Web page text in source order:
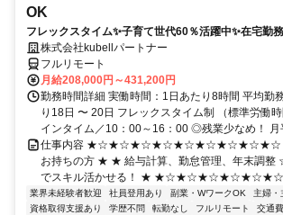
OK
フレックスタイム✨子育て世代60％活躍中✨在宅勤
株式会社kubellパートナー
フルリモート
月給208,000円～431,200円
勤務時間詳細 実働時間：1日あたり8時間 平均勤
り18日 〜 20日 フレックスタイム制 （標準労働
インタイム／10：00～16：00 ◎残業少なめ！ 月
仕事内容 ★☆★☆★☆★☆★☆★☆★☆★☆★☆ ☆
お持ちの方 ★ ★ 給与計算、勤怠管理、年末調整
でスキル活かせる！ ★
業界未経験者歓迎 社員登用あり 副業・WワークOK
主婦・
資格取得支援あり
学歴不問 転勤なし フルリモート 交通